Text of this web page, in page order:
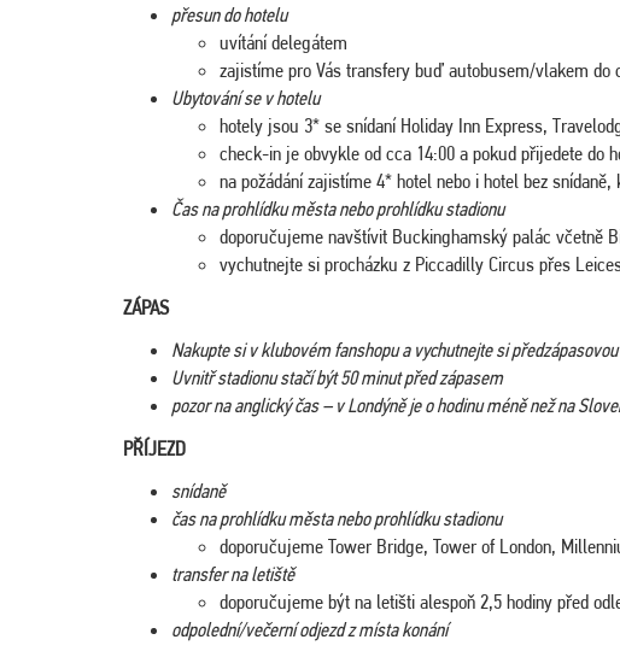
přesun do hotelu
uvítání delegátem
zajistíme pro Vás transfery buď autobusem/vlakem do
Ubytování se v hotelu
hotely jsou 3* se snídaní Holiday Inn Express,
check-in je obvykle od cca 14:00 a pokud přijedete do
na požádání zajistíme 4* hotel nebo i hotel bez
Čas na prohlídku města nebo prohlídku stadionu
doporučujeme navštívit Buckinghamský palác včetně
vychutnejte si procházku z Piccadilly Circus přes
ZÁPAS
Nakupte si v klubovém fanshopu a vychutnejte si
Uvnitř stadionu stačí být 50 minut před zápasem
pozor na anglický čas – v Londýně je o hodinu méně než na
PŘÍJEZD
snídaně
čas na prohlídku města nebo prohlídku stadionu
doporučujeme Tower Bridge, Tower of London,
transfer na letiště
doporučujeme být na letišti alespoň 2,5 hodiny před
odpolední/večerní odjezd z místa konání